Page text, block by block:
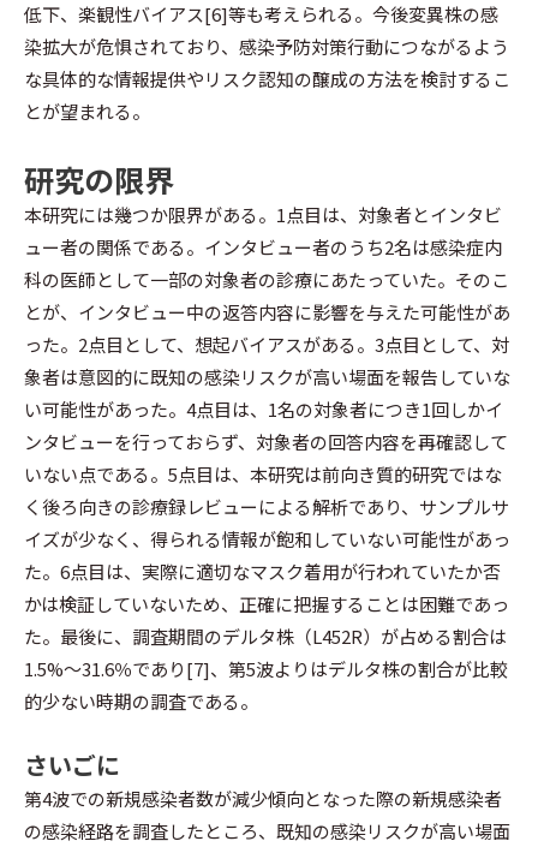
低下、楽観性バイアス[6]等も考えられる。今後変異株の感
染拡大が危惧されており、感染予防対策行動につながるよう
な具体的な情報提供やリスク認知の醸成の方法を検討するこ
とが望まれる。
研究の限界
本研究には幾つか限界がある。1点目は、対象者とインタビ
ュー者の関係である。インタビュー者のうち2名は感染症内
科の医師として一部の対象者の診療にあたっていた。そのこ
とが、インタビュー中の返答内容に影響を与えた可能性があ
った。2点目として、想起バイアスがある。3点目として、対
象者は意図的に既知の感染リスクが高い場面を報告していな
い可能性があった。4点目は、1名の対象者につき1回しかイ
ンタビューを行っておらず、対象者の回答内容を再確認して
いない点である。5点目は、本研究は前向き質的研究ではな
く後ろ向きの診療録レビューによる解析であり、サンプルサ
イズが少なく、得られる情報が飽和していない可能性があっ
た。6点目は、実際に適切なマスク着用が行われていたか否
かは検証していないため、正確に把握することは困難であっ
た。最後に、調査期間のデルタ株（L452R）が占める割合は
1.5%～31.6％であり[7]、第5波よりはデルタ株の割合が比較
的少ない時期の調査である。
さいごに
第4波での新規感染者数が減少傾向となった際の新規感染者
の感染経路を調査したところ、既知の感染リスクが高い場面